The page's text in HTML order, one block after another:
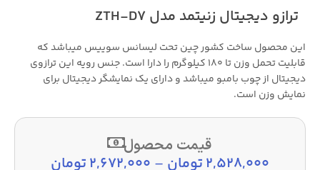
ترازو دیجیتال زنیتمد مدل ZTH-D7
این محصول ساخت کشور چین تحت لیسانس سوییس میباشد که
قابلیت تحمل وزن تا 180 کیلوگرم را دارا است. جنس رویه این ترازوی
دیجیتال از چوب بامبو میباشد و دارای یک نمایشگر دیجیتال برای
نمایش وزن است.
قیمت محصول
2,528,000تومان –
2,672,000تومان